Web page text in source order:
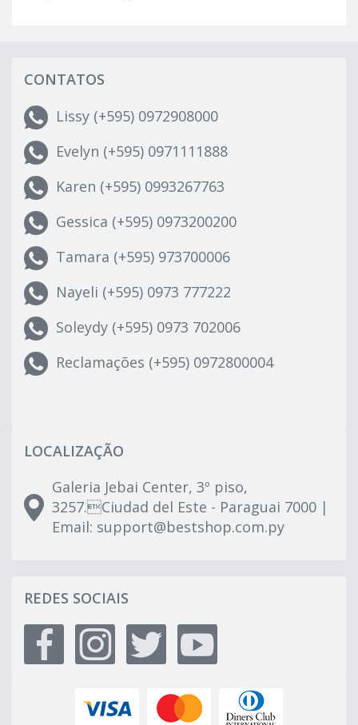
CONTATOS
Lissy (+595) 0972908000
Evelyn (+595) 0971111888
Karen (+595) 0993267763
Gessica (+595) 0973200200
Tamara (+595) 973700006
Nayeli (+595) 0973 777222
Soleydy (+595) 0973 702006
Reclamações (+595) 0972800004
LOCALIZAÇÃO
Galeria Jebai Center, 3º piso,
3257.Ciudad del Este - Paraguai 7000 |
Email: support@bestshop.com.py
REDES SOCIAIS